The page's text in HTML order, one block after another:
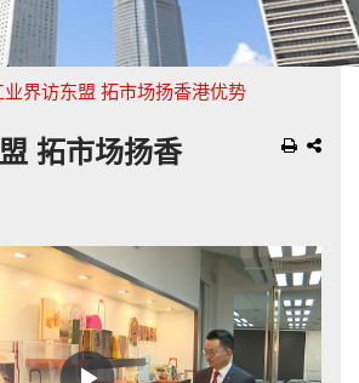
业界访东盟 拓市场扬香港优势
拓市场扬香